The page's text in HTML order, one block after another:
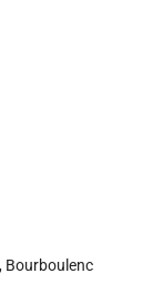
Bourboulenc